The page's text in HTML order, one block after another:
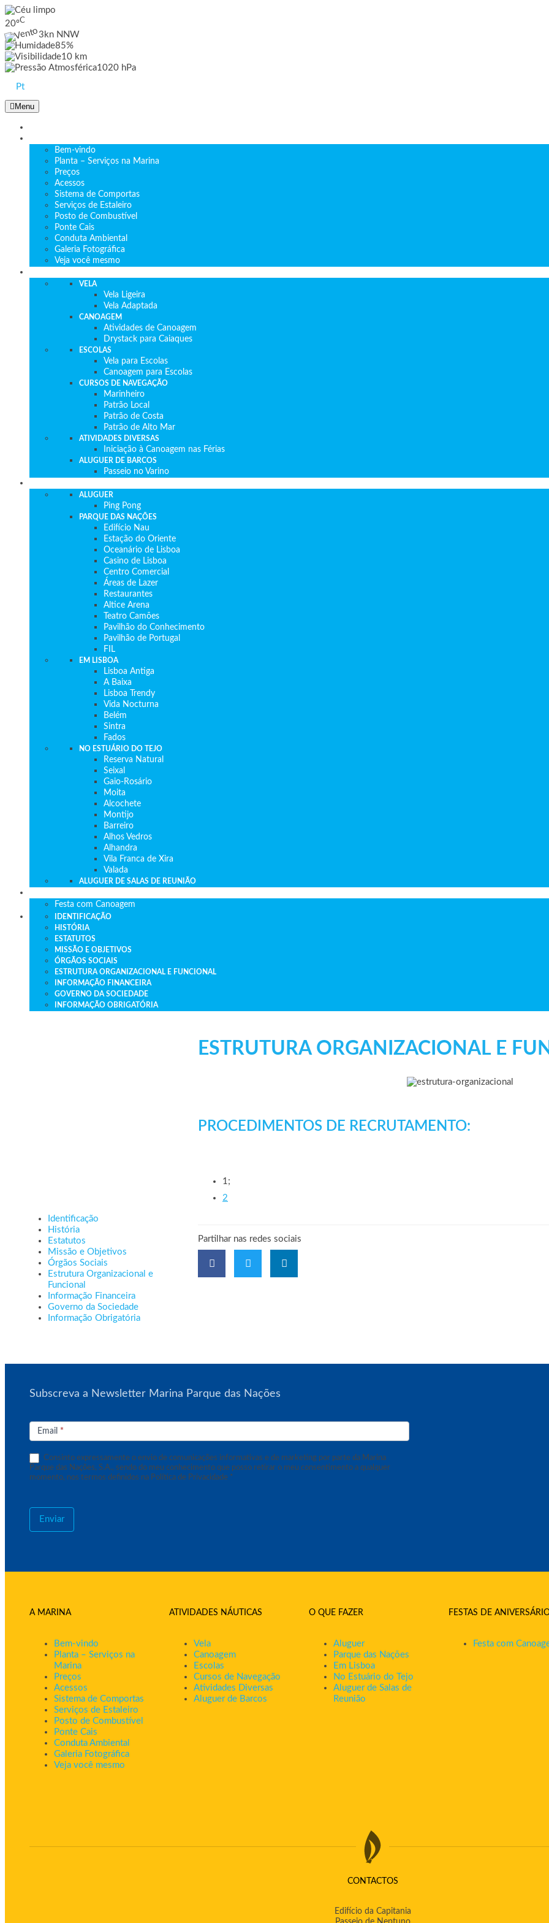
20ºC
3kn NNW
85%
10 km
1020 hPa
Pt
Menu
Bem-vindo
Planta – Serviços na Marina
Preços
Acessos
Sistema de Comportas
Serviços de Estaleiro
Posto de Combustível
Ponte Cais
Conduta Ambiental
Galeria Fotográfica
Veja você mesmo
VELA
Vela Ligeira
Vela Adaptada
CANOAGEM
Atividades de Canoagem
Drystack para Caiaques
ESCOLAS
Vela para Escolas
Canoagem para Escolas
CURSOS DE NAVEGAÇÃO
Marinheiro
Patrão Local
Patrão de Costa
Patrão de Alto Mar
ATIVIDADES DIVERSAS
Iniciação à Canoagem nas Férias
ALUGUER DE BARCOS
Passeio no Varino
ALUGUER
Ping Pong
PARQUE DAS NAÇÕES
Edifício Nau
Estação do Oriente
Oceanário de Lisboa
Casino de Lisboa
Centro Comercial
Áreas de Lazer
Restaurantes
Altice Arena
Teatro Camões
Pavilhão do Conhecimento
Pavilhão de Portugal
FIL
EM LISBOA
Lisboa Antiga
A Baixa
Lisboa Trendy
Vida Nocturna
Belém
Sintra
Fados
NO ESTUÁRIO DO TEJO
Reserva Natural
Seixal
Gaio-Rosário
Moita
Alcochete
Montijo
Barreiro
Alhos Vedros
Alhandra
Vila Franca de Xira
Valada
ALUGUER DE SALAS DE REUNIÃO
Festa com Canoagem
IDENTIFICAÇÃO
HISTÓRIA
ESTATUTOS
MISSÃO E OBJETIVOS
ÓRGÃOS SOCIAIS
ESTRUTURA ORGANIZACIONAL E FUNCIONAL
INFORMAÇÃO FINANCEIRA
GOVERNO DA SOCIEDADE
INFORMAÇÃO OBRIGATÓRIA
Identificação
História
Estatutos
Missão e Objetivos
Órgãos Sociais
Estrutura Organizacional e
Funcional
Informação Financeira
Governo da Sociedade
Informação Obrigatória
ESTRUTURA ORGANIZACIONAL E
PROCEDIMENTOS DE RECRUTAMENTO:
1;
2
Partilhar nas redes sociais
Subscreva a Newsletter Marina Parque das Nações
de
Newsletter
Email *
Consinto expressamente o envio de comunicações informativas e de marketing por parte da Marina
Parque das Nações, S.A., sendo do meu conhecimento que posso retirar o meu consentimento a qualquer
momento, nos termos definidos na Política de Privacidade *
Enviar
A MARINA
Bem-vindo
Planta – Serviços na
Marina
Preços
Acessos
Sistema de Comportas
Serviços de Estaleiro
Posto de Combustível
Ponte Cais
Conduta Ambiental
Galeria Fotográfica
Veja você mesmo
ATIVIDADES NÁUTICAS
Vela
Canoagem
Escolas
Cursos de Navegação
Atividades Diversas
Aluguer de Barcos
O QUE FAZER
Aluguer
Parque das Nações
Em Lisboa
No Estuário do Tejo
Aluguer de Salas de
Reunião
FESTAS DE
Festa com
CONTACTOS
Edifício da Capitania